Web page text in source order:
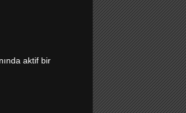
aktif bir